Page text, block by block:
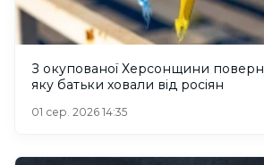
З окупованої Херсонщини
яку батьки ховали від росіян
01 сер. 2026 14:35